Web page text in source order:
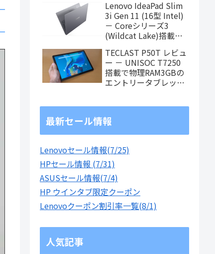
ィング中
Lenovo IdeaPad Slim
3i Gen 11 (16型 Intel)
－ Coreシリーズ3
(Wildcat Lake)搭載の
ノート
TECLAST P50T レビュ
ー － UNISOC T7250
搭載で物理RAM3GBの
エントリータブレッ
最新セール情報
Lenovoセール情報(7/25)
HPセール情報 (7/31)
ASUSセール情報(7/4)
HP ウインタブ限定クーポン
Lenovoクーポン割引率一覧(8/1)
人気記事